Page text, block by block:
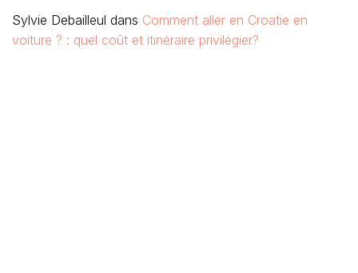
Sylvie Debailleul dans Comment aller en Croatie en
voiture ? : quel coût et itinéraire privilégier?